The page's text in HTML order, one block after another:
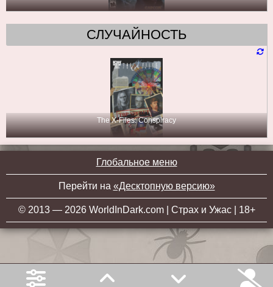
СЛУЧАЙНОСТЬ
The X-Files: Conspiracy
Глобальное меню
Перейти на «Десктопную версию»
© 2013 — 2026 WorldInDark.com | Страх и Ужас | 18+